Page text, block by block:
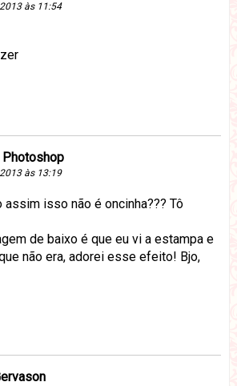
às 11:54
às 13:19
assim isso não é oncinha??? Tô
de baixo é que eu vi a estampa e
não era, adorei esse efeito! Bjo,